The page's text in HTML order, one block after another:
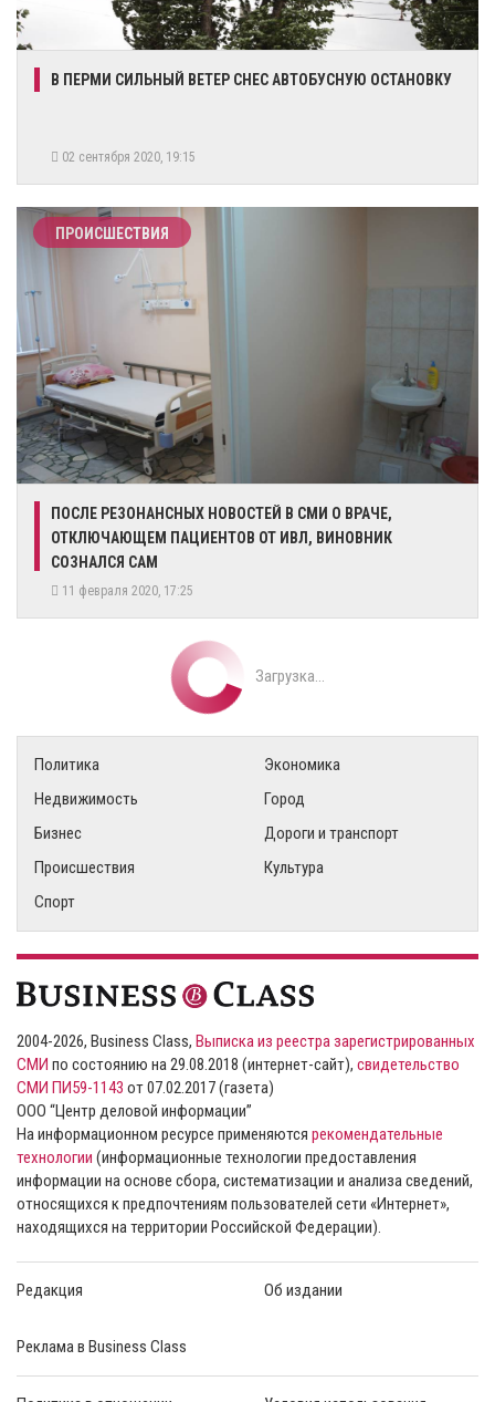
В ПЕРМИ СИЛЬНЫЙ ВЕТЕР СНЕС АВТОБУСНУЮ ОСТАНОВКУ
02 сентября 2020, 19:15
ПРОИСШЕСТВИЯ
ПОСЛЕ РЕЗОНАНСНЫХ НОВОСТЕЙ В СМИ О ВРАЧЕ,
ОТКЛЮЧАЮЩЕМ ПАЦИЕНТОВ ОТ ИВЛ, ВИНОВНИК
СОЗНАЛСЯ САМ
11 февраля 2020, 17:25
Загрузка...
Политика
Экономика
Недвижимость
Город
Бизнес
Дороги и транспорт
Происшествия
Культура
Спорт
2004-2026, Business Class, Выписка из реестра зарегистрированных
СМИ по состоянию на 29.08.2018 (интернет-сайт), свидетельство
СМИ ПИ59-1143 от 07.02.2017 (газета)
ООО “Центр деловой информации”
На информационном ресурсе применяются рекомендательные
технологии (информационные технологии предоставления
информации на основе сбора, систематизации и анализа сведений,
относящихся к предпочтениям пользователей сети «Интернет»,
находящихся на территории Российской Федерации).
Редакция Об издании
Реклама в Business Class